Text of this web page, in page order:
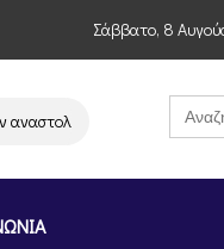
Σάββατο, 8
λειτουργίας της
Search
for: